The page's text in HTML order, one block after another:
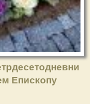
Епископу